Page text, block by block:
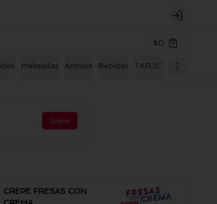
Login
$0
Malteadas Antojos Bebidas TARJETA OCASIÓN
Únete
CREPE FRESAS CON